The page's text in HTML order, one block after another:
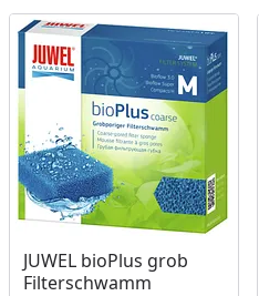
JUWEL bioPlus grob
Filterschwamm